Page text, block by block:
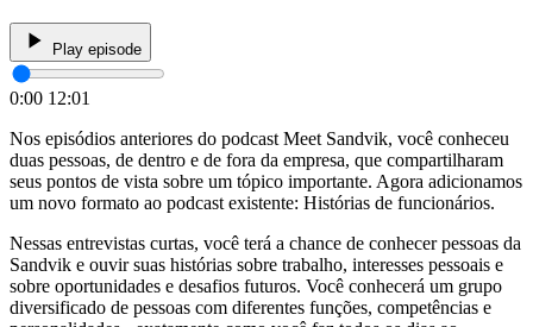
Play episode
0:00 12:01
Nos episódios anteriores do podcast Meet Sandvik, você conheceu
duas pessoas, de dentro e de fora da empresa, que compartilharam
seus pontos de vista sobre um tópico importante. Agora adicionamos
um novo formato ao podcast existente: Histórias de funcionários.
Nessas entrevistas curtas, você terá a chance de conhecer pessoas da
Sandvik e ouvir suas histórias sobre trabalho, interesses pessoais e
sobre oportunidades e desafios futuros. Você conhecerá um grupo
diversificado de pessoas com diferentes funções, competências e